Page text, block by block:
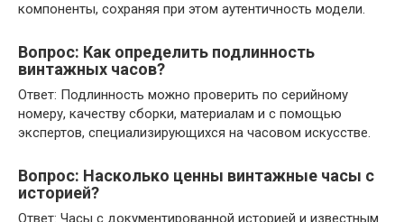
компоненты, сохраняя при этом аутентичность модели.
Вопрос: Как определить подлинность
винтажных часов?
Ответ: Подлинность можно проверить по серийному
номеру, качеству сборки, материалам и с помощью
экспертов, специализирующихся на часовом искусстве.
Вопрос: Насколько ценны винтажные часы с
историей?
Ответ: Часы с документированной историей и известным